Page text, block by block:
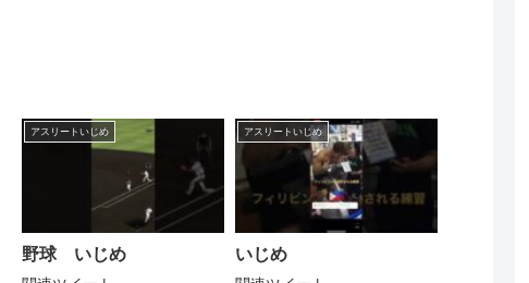
アスリートいじめ
野球 いじめ
アスリートいじめ
いじめ